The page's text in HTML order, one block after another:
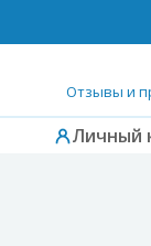
Отзывы и
Личный